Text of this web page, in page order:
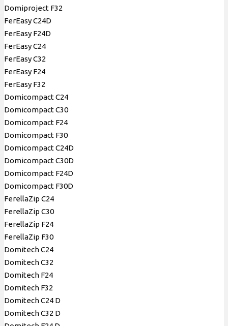
Domiproject F32
FerEasy C24D
FerEasy F24D
FerEasy C24
FerEasy C32
FerEasy F24
FerEasy F32
Domicompact С24
Domicompact С30
Domicompact F24
Domicompact F30
Domicompact С24D
Domicompact С30D
Domicompact F24D
Domicompact F30D
FerellaZip C24
FerellaZip C30
FerellaZip F24
FerellaZip F30
Domitech C24
Domitech C32
Domitech F24
Domitech F32
Domitech C24 D
Domitech C32 D